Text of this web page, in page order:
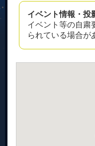
イベント情報・投
イベント等の自粛
られている場合が